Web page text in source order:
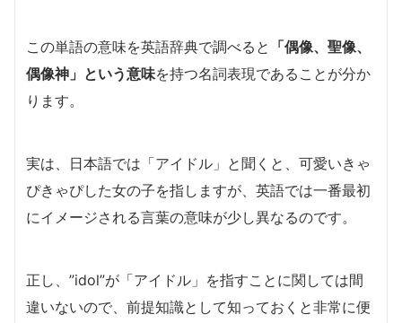
この単語の意味を英語辞典で調べると 「偶像、聖像、
偶像神」という意味を持つ名詞表現であることが分か
ります。
実は、日本語では「アイドル」と聞くと、可愛いきゃ
ぴきゃぴした女の子を指しますが、英語では一番最初
にイメージされる言葉の意味が少し異なるのです。
正し、”idol”が「アイドル」を指すことに関しては間
違いないので、前提知識として知っておくと非常に便